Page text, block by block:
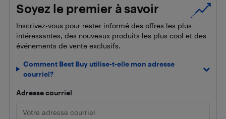
Soyez le premier à savoir
Inscrivez-vous pour rester informé des offres les plus
intéressantes, des nouveaux produits les plus cool et des
événements de vente exclusifs.
Comment Best Buy utilise-t-elle mon adresse
courriel?
Adresse courriel